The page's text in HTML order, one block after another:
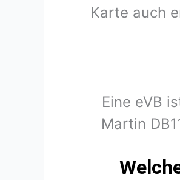
Karte auch
Eine eVB
Martin